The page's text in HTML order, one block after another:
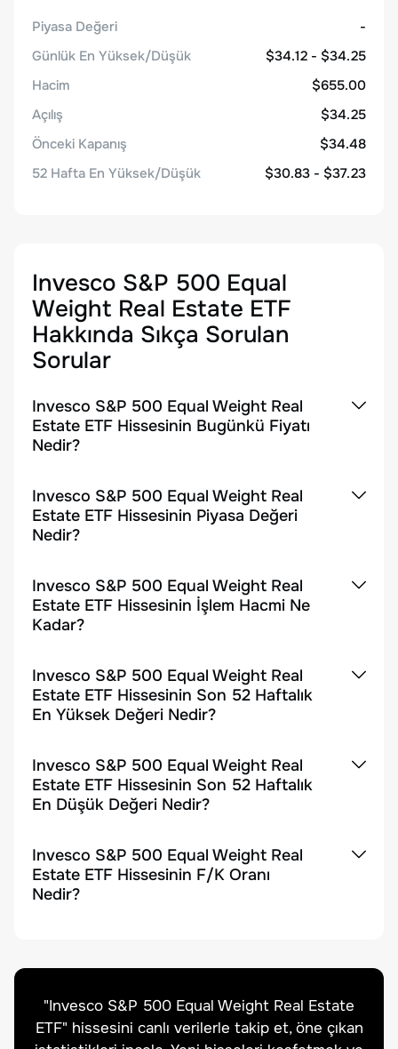
Piyasa Değeri
-
Günlük En Yüksek/Düşük
$34.12 - $34.25
Hacim
$655.00
Açılış
$34.25
Önceki Kapanış
$34.48
52 Hafta En Yüksek/Düşük
$30.83 - $37.23
Invesco S&P 500 Equal
Weight Real Estate ETF
Hakkında Sıkça Sorulan
Sorular
Invesco S&P 500 Equal Weight Real
Estate ETF Hissesinin Bugünkü Fiyatı
Nedir?
Invesco S&P 500 Equal Weight Real
Estate ETF Hissesinin Piyasa Değeri
Nedir?
Invesco S&P 500 Equal Weight Real
Estate ETF Hissesinin İşlem Hacmi Ne
Kadar?
Invesco S&P 500 Equal Weight Real
Estate ETF Hissesinin Son 52 Haftalık
En Yüksek Değeri Nedir?
Invesco S&P 500 Equal Weight Real
Estate ETF Hissesinin Son 52 Haftalık
En Düşük Değeri Nedir?
Invesco S&P 500 Equal Weight Real
Estate ETF Hissesinin F/K Oranı
Nedir?
"Invesco S&P 500 Equal Weight Real Estate
ETF" hissesini canlı verilerle takip et, öne çıkan